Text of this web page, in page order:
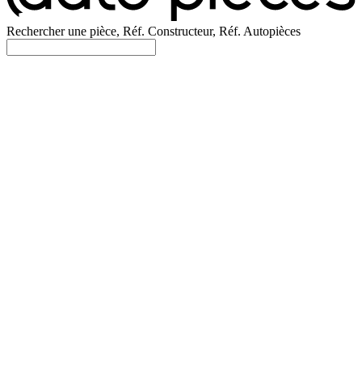
Rechercher une pièce, Réf. Constructeur, Réf. Autopièces